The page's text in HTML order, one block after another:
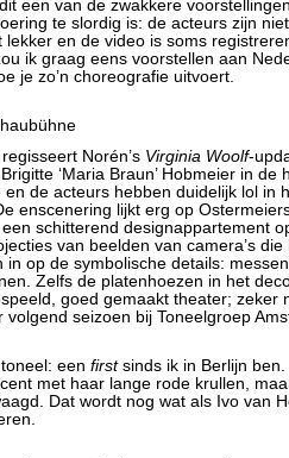
een van de zwakkere
te slordig is: de acteurs zijn
lekker en de video is soms
ik graag eens voorstellen aan
je zo’n choreografie uitvoert.
Norén’s Virginia Woolf-
Brigitte ‘Maria Braun’ Hobmeier in
de acteurs hebben duidelijk lol in
enscenering lijkt erg op
schitterend designappartement
van beelden van camera’s
in op de symbolische details:
Zelfs de platenhoezen in het
goed gemaakt theater; zeker
volgend seizoen bij Toneelgroep
een firstsinds ik in Berlijn
met haar lange rode krullen,
Dat wordt nog wat als Ivo van